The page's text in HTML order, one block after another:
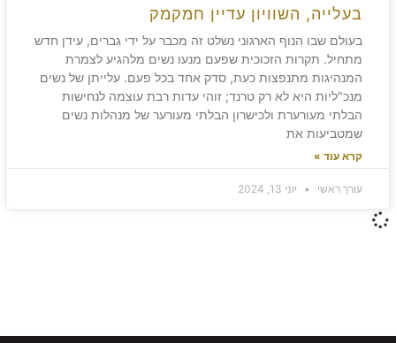
בעלייה, השוויון עדיין חמקמק
בעולם שבו הנוף הארגוני נשלט זה מכבר על ידי גברים, עידן חדש
מתחיל. תקרות הזכוכית שפעם מנעו נשים מלהגיע לצמרת
המנהיגות מתנפצות כעת, סדק אחד בכל פעם. עלייתן של נשים
מנכ"ליות היא לא רק טרנד; זוהי עדות רבת עוצמה לנחישות
הבלתי מעורערת ולכישרון הבלתי מעורער של מנהלות נשים
שמטביעות את
קרא עוד »
עורך ראשי יוני 13, 2024